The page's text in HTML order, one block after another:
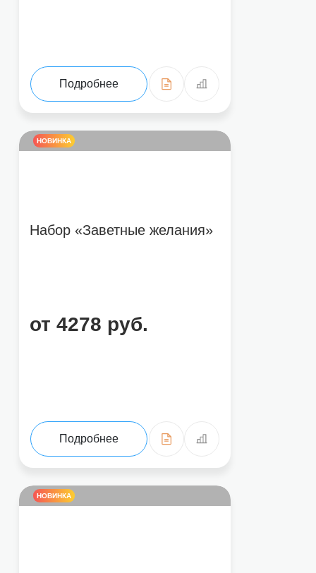
Подробнее
НОВИНКА
Набор «Заветные желания»
от 4278 руб.
Подробнее
НОВИНКА